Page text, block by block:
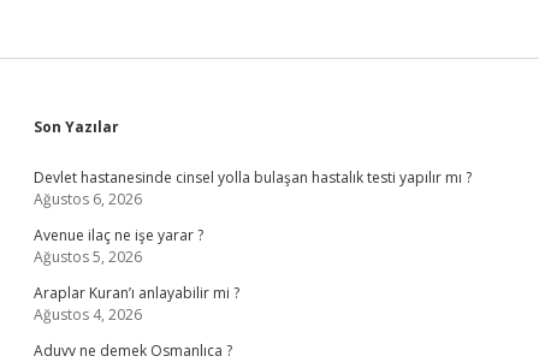
Sidebar
Son Yazılar
Devlet hastanesinde cinsel yolla bulaşan hastalık testi yapılır mı ?
Ağustos 6, 2026
Avenue ilaç ne işe yarar ?
Ağustos 5, 2026
Araplar Kuran’ı anlayabilir mi ?
Ağustos 4, 2026
Aduvv ne demek Osmanlıca ?